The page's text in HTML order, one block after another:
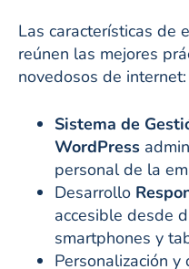
Las características de
reúnen las mejores
novedosos de internet:
Sistema de
WordPress
personal de la
Desarrollo
accesible desde
smartphones y
Personalización